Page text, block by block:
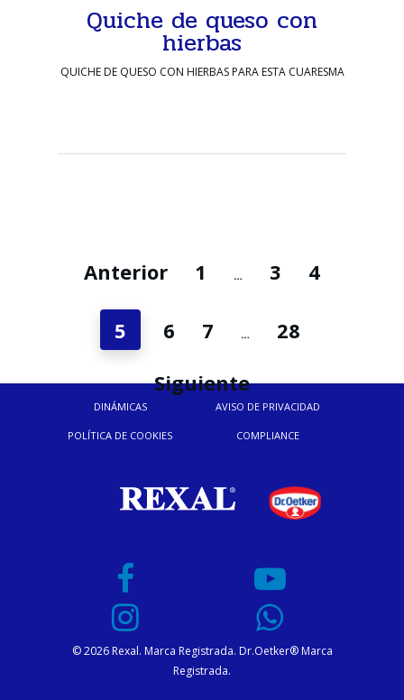
Quiche de queso con
hierbas
QUICHE DE QUESO CON HIERBAS PARA ESTA CUARESMA
Anterior 1 … 3 4
5 6 7 …
28
Siguiente
DINÁMICAS AVISO DE PRIVACIDAD
POLÍTICA DE COOKIES COMPLIANCE
© 2026 Rexal. Marca Registrada. Dr.Oetker® Marca
Registrada.